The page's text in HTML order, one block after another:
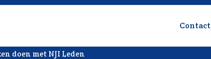
Contact
doen met NJI Leden